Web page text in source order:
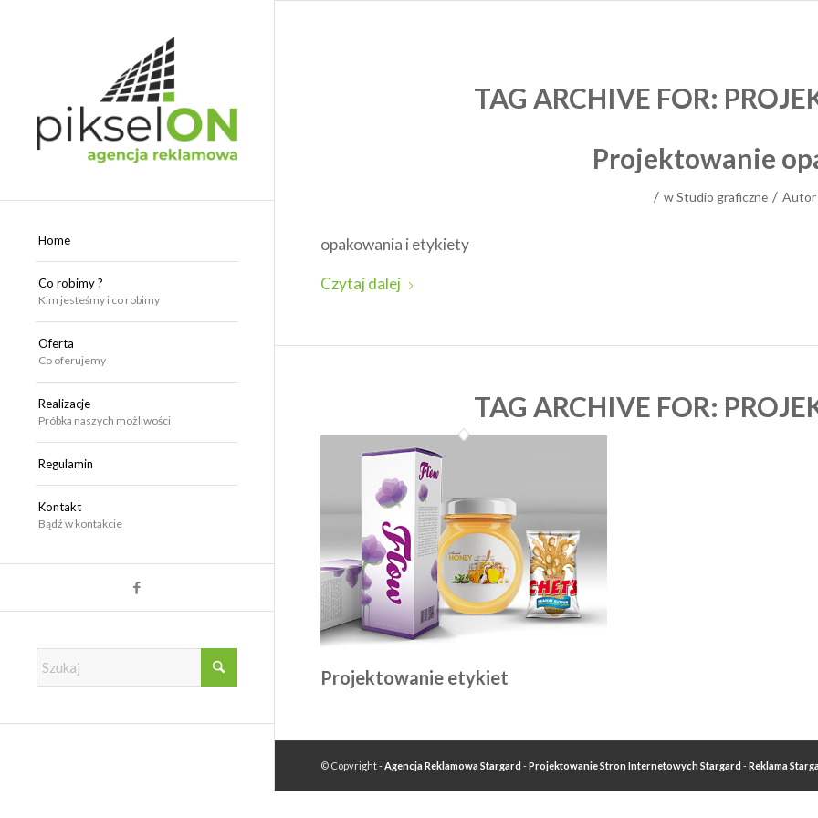
Home
Co robimy ?
Kim jesteśmy i co robimy
Oferta
Co oferujemy
Realizacje
Próbka naszych możliwości
Regulamin
Kontakt
Bądź w kontakcie
TAG ARCHIVE FOR:
Projektowanie
/ wStudio graficzne / Autor
opakowania i etykiety
Czytaj dalej
TAG ARCHIVE FOR:
Projektowanie etykiet
© Copyright -Agencja Reklamowa Stargard -Projektowanie Stron Internetowych Stargard -Reklama